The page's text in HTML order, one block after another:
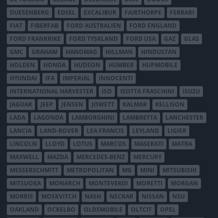
DUESENBERG
EDSEL EXCALIBUR FAIRTHORPE
FERRARI
FIAT
FIBERFAB FORD AUSTRALIEN
FORD ENGLAND
FORD FRANKRIKE
FORD TYSKLAND FORD USA GAZ
GLAS
GMC
GRAHAM HANOMAG HILLMAN
HINDUSTAN
HOLDEN
HONDA HUDSON HUMBER
HUPMOBILE
HYUNDAI
IFA IMPERIAL
INNOCENTI
INTERNATIONAL HARVESTER
ISO ISOTTA FRASCHINI
ISUZU
JAGUAR
JEEP JENSEN JOWETT KALMAR
KELLISON
LADA
LAGONDA LAMBORGHINI LAMBRETTA
LANCHESTER
LANCIA
LAND-ROVER LEA FRANCIS LEYLAND
LIGIER
LINCOLN
LLOYD LOTUS MARCOS MASERATI
MATRA
MAXWELL
MAZDA MERCEDES-BENZ
MERCURY
MESSERSCHMITT
METROPOLITAN MG MINI
MITSUBISHI
MITSUOKA
MONARCH MONTEVERDI MORETTI
MORGAN
MORRIS
MOSKVITCH NASH NECKAR NISSAN
NSU
OAKLAND
OCKELBO OLDSMOBILE OLTCIT OPEL